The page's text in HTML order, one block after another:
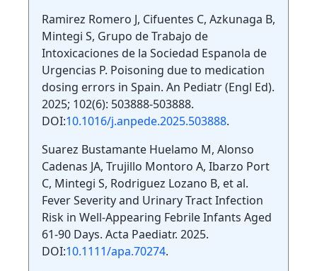
Ramirez Romero J, Cifuentes C, Azkunaga B,
Mintegi S, Grupo de Trabajo de
Intoxicaciones de la Sociedad Espanola de
Urgencias P. Poisoning due to medication
dosing errors in Spain. An Pediatr (Engl Ed).
2025; 102(6): 503888-503888.
DOI:10.1016/j.anpede.2025.503888.
Suarez Bustamante Huelamo M, Alonso
Cadenas JA, Trujillo Montoro A, Ibarzo Port
C, Mintegi S, Rodriguez Lozano B, et al.
Fever Severity and Urinary Tract Infection
Risk in Well-Appearing Febrile Infants Aged
61-90 Days. Acta Paediatr. 2025.
DOI:10.1111/apa.70274.